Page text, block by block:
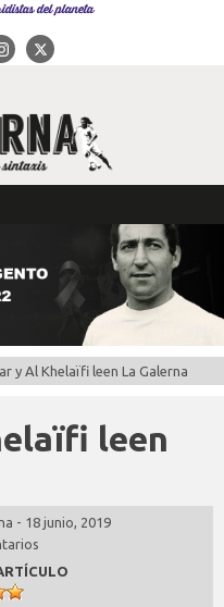
del planeta
y Al Khelaïfi leen La Galerna
leen
- 18 junio, 2019